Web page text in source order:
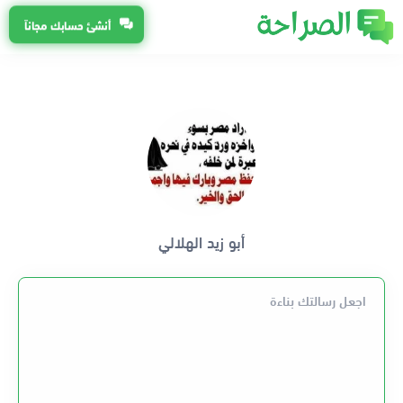
أنشئ حسابك مجاناً
أبو زيد الهلالي